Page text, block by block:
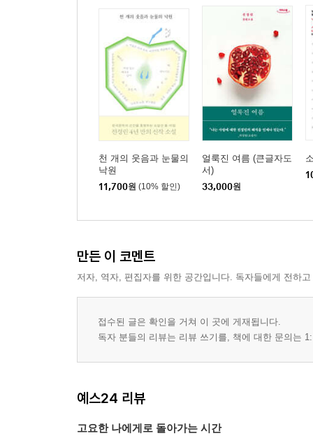
천 개의 웃음과 눈물의
낙원
11,700원 (10% 할인)
얼룩진 여름 (큰글자도
서)
33,000원
만든 이 코멘트
저자, 역자, 편집자를 위한 공간입니다. 독자들에게 전하
접수된 글은 확인을 거쳐 이 곳에 게재됩니다.
독자 분들의 리뷰는 리뷰 쓰기를, 책에 대한 문의는
예스24 리뷰
고요한 나에게로 돌아가는 시간